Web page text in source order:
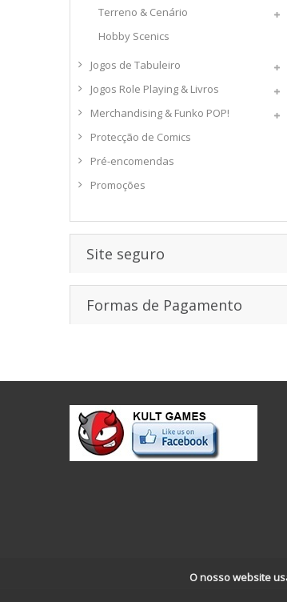
O nosso website
Terreno & Cenário
Hobby Scenics
Jogos de Tabuleiro
Jogos Role Playing & Livros
Merchandising & Funko POP!
Protecção de Comics
Pré-encomendas
Promoções
Site seguro
Formas de Pagamento